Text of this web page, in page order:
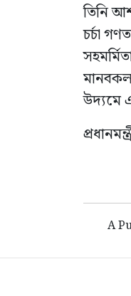
তিনি
চর্চা
উদ্যমে
A